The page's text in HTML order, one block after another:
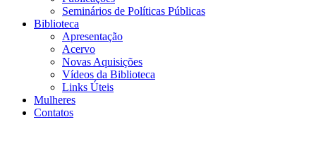
Seminários de Políticas Públicas
Biblioteca
Apresentação
Acervo
Novas Aquisições
Vídeos da Biblioteca
Links Úteis
Mulheres
Contatos